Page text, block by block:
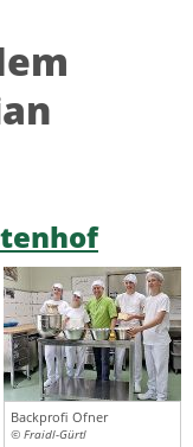
Backprofi Ofner
© Fraidl-Gürtl